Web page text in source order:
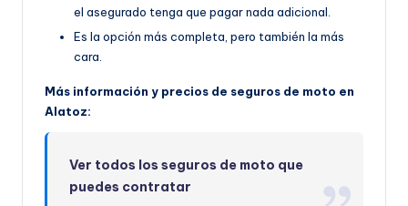
el asegurado tenga que pagar nada adicional.
Es la opción más completa, pero también la más
cara.
Más información y precios de seguros de moto en
Alatoz:
Ver todos los seguros de moto que
puedes contratar